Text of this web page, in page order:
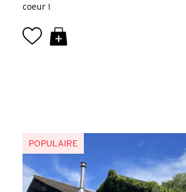
coeur !
POPULAIRE